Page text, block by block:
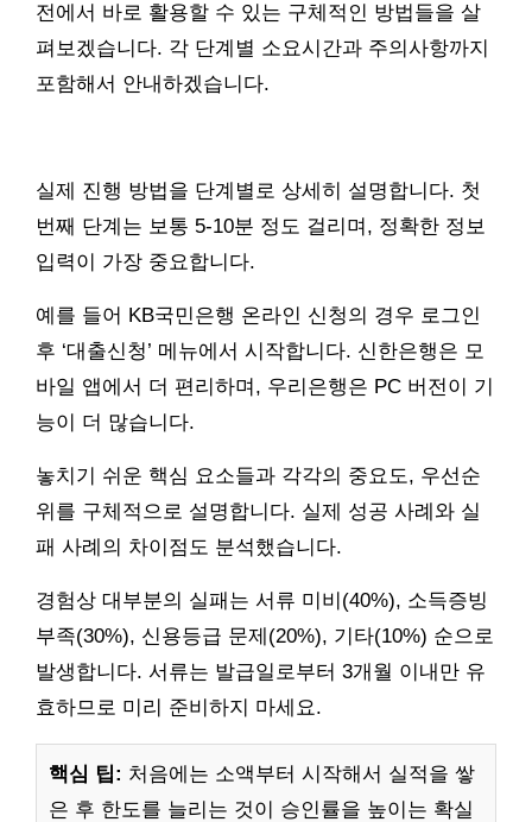
전에서 바로 활용할 수 있는 구체적인 방법들을 살
펴보겠습니다. 각 단계별 소요시간과 주의사항까지
포함해서 안내하겠습니다.
실제 진행 방법을 단계별로 상세히 설명합니다. 첫
번째 단계는 보통 5-10분 정도 걸리며, 정확한 정보
입력이 가장 중요합니다.
예를 들어 KB국민은행 온라인 신청의 경우 로그인
후 ‘대출신청’ 메뉴에서 시작합니다. 신한은행은 모
바일 앱에서 더 편리하며, 우리은행은 PC 버전이 기
능이 더 많습니다.
놓치기 쉬운 핵심 요소들과 각각의 중요도, 우선순
위를 구체적으로 설명합니다. 실제 성공 사례와 실
패 사례의 차이점도 분석했습니다.
경험상 대부분의 실패는 서류 미비(40%), 소득증빙
부족(30%), 신용등급 문제(20%), 기타(10%) 순으로
발생합니다. 서류는 발급일로부터 3개월 이내만 유
효하므로 미리 준비하지 마세요.
핵심 팁: 처음에는 소액부터 시작해서 실적을 쌓
은 후 한도를 늘리는 것이 승인률을 높이는 확실